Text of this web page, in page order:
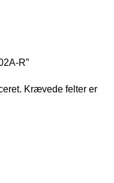
R”
Krævede felter er